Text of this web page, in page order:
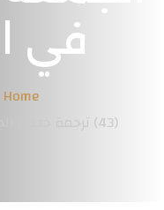
في
Home
(43) ترجمة خطبة الجمعة عبر شاشات في المسجد؟